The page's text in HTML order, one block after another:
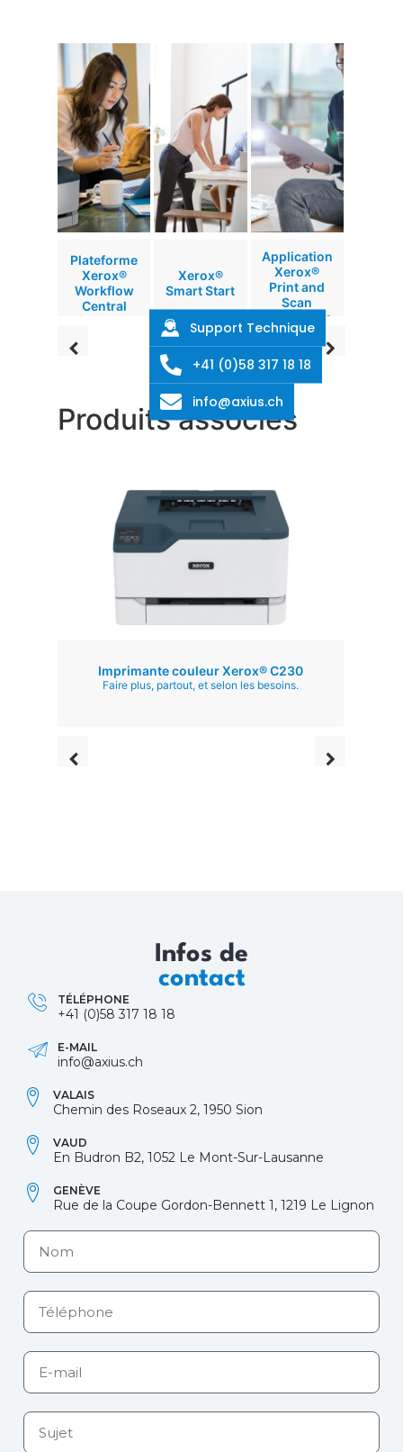
Plateforme
Xerox®
Workflow
Central
Xerox®
Smart Start
Application
Xerox®
Print and
Scan
Experience
Produits associés
Imprimante couleur Xerox® C230
Faire plus, partout, et selon les besoins.
Infos de
contact
TÉLÉPHONE
+41 (0)58 317 18 18
E-MAIL
info@axius.ch
VALAIS
Chemin des Roseaux 2, 1950 Sion
VAUD
En Budron B2, 1052 Le Mont-Sur-Lausanne
GENÈVE
Rue de la Coupe Gordon-Bennett 1, 1219 Le Lignon
Support Technique
+41 (0)58 317 18 18
info@axius.ch